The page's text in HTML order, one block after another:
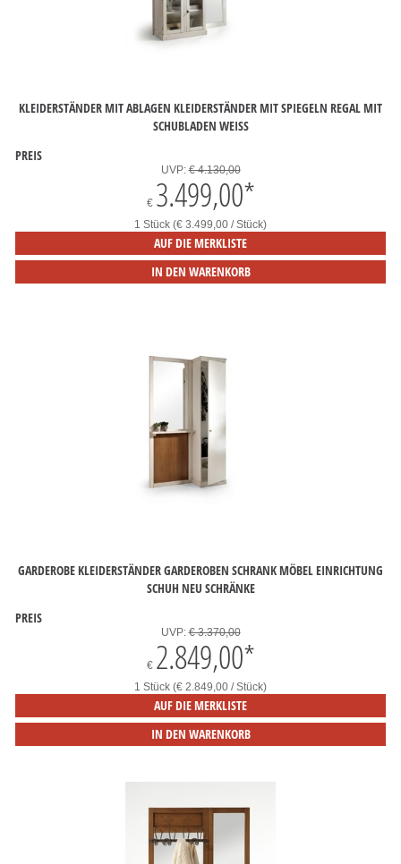
KLEIDERSTÄNDER MIT ABLAGEN KLEIDERSTÄNDER MIT SPIEGELN REGAL MIT
SCHUBLADEN WEISS
PREIS
UVP:€ 4.130,00
€ 3.499,00*
1 Stück (€ 3.499,00 / Stück)
AUF DIE MERKLISTE
IN DEN WARENKORB
GARDEROBE KLEIDERSTÄNDER GARDEROBEN SCHRANK MÖBEL EINRICHTUNG
SCHUH NEU SCHRÄNKE
PREIS
UVP:€ 3.370,00
€ 2.849,00*
1 Stück (€ 2.849,00 / Stück)
AUF DIE MERKLISTE
IN DEN WARENKORB